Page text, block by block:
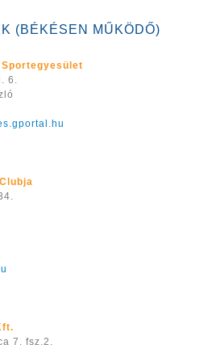
(BÉKÉSEN MŰKÖDŐ)
6.
7. fsz.2.